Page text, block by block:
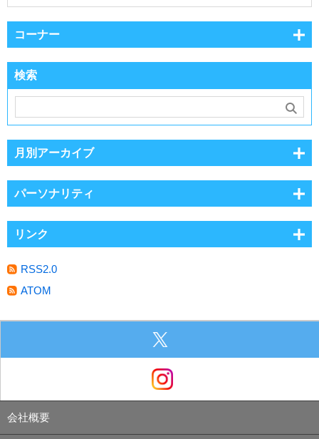
コーナー
検索
月別アーカイブ
パーソナリティ
リンク
RSS2.0
ATOM
会社概要